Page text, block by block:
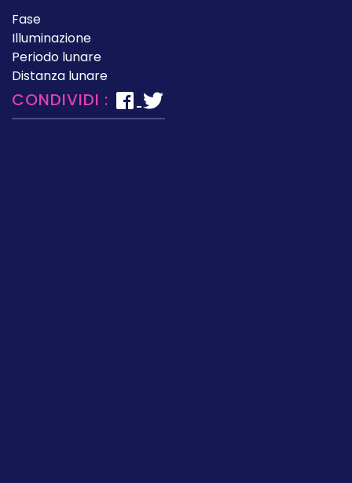
Fase
Illuminazione
Periodo lunare
Distanza lunare
CONDIVIDI :